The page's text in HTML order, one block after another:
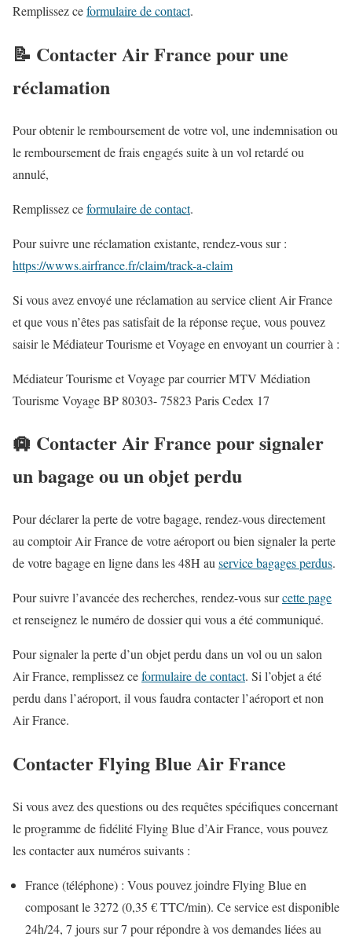
Remplissez ceformulaire de contact.
📝 Contacter Air France pour une
réclamation
Pour obtenir le remboursement de votre vol, une indemnisation ou
le remboursement de frais engagés suite à un vol retardé ou
annulé,
Remplissez ceformulaire de contact.
Pour suivre une réclamation existante, rendez-vous sur :
https://wwws.airfrance.fr/claim/track-a-claim
Si vous avez envoyé une réclamation au service client Air France
et que vous n’êtes pas satisfait de la réponse reçue, vous pouvez
saisir le Médiateur Tourisme et Voyage en envoyant un courrier à :
Médiateur Tourisme et Voyage par courrier MTV Médiation
Tourisme Voyage BP 80303- 75823 Paris Cedex 17
🛄 Contacter Air France pour signaler
un bagage ou un objet perdu
Pour déclarer la perte de votre bagage, rendez-vous directement
au comptoir Air France de votre aéroport ou bien signaler la perte
de votre bagage en ligne dans les 48H auservice bagages perdus.
Pour suivre l’avancée des recherches, rendez-vous surcette page
et renseignez le numéro de dossier qui vous a été communiqué.
Pour signaler la perte d’un objet perdu dans un vol ou un salon
Air France, remplissez ceformulaire de contact. Si l’objet a été
perdu dans l’aéroport, il vous faudra contacter l’aéroport et non
Air France.
Contacter Flying Blue Air France
Si vous avez des questions ou des requêtes spécifiques concernant
le programme de fidélité Flying Blue d’Air France, vous pouvez
les contacter aux numéros suivants :
France (téléphone) : Vous pouvez joindre Flying Blue en
composant le 3272 (0,35 € TTC/min). Ce service est disponible
24h/24, 7 jours sur 7 pour répondre à vos demandes liées au